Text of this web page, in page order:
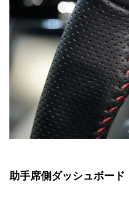
助手席側ダッシュボード